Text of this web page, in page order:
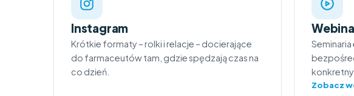
Instagram
Krótkie formaty – rolki i relacje – docierające
do farmaceutów tam, gdzie spędzają czas na
co dzień.
Seminaria
Zobacz